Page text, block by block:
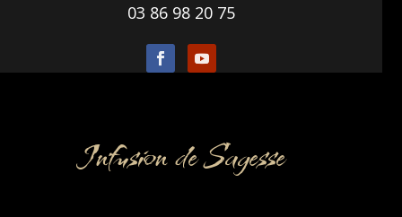
03 86 98 20 75
Infusion de Sagesse